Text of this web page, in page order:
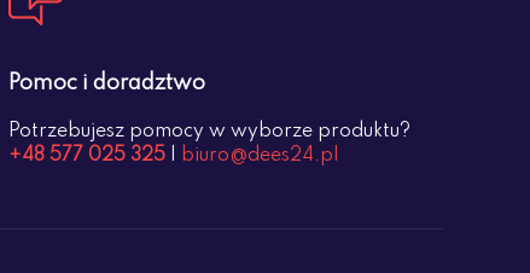
Pomoc i doradztwo
Potrzebujesz pomocy w wyborze produktu?
+48 577 025 325
biuro@dees24.pl